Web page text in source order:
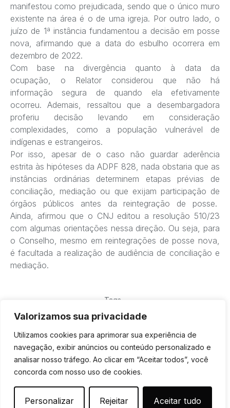
Valorizamos sua privacidade
Utilizamos cookies para aprimorar sua experiência de
navegação, exibir anúncios ou conteúdo personalizado e
analisar nosso tráfego. Ao clicar em “Aceitar todos”, você
concorda com nosso uso de cookies.
Personalizar Rejeitar Aceitar tudo
manifestou como prejudicada, sendo que o único muro
existente na área é o de uma igreja. Por outro lado, o
juízo de 1ª instância fundamentou a decisão em posse
nova, afirmando que a data do esbulho ocorrera em
dezembro de 2022.
Com base na divergência quanto à data da
ocupação, o Relator considerou que não há
informação segura de quando ela efetivamente
ocorreu. Ademais, ressaltou que a desembargadora
proferiu decisão levando em consideração
complexidades, como a população vulnerável de
indígenas e estrangeiros.
Por isso, apesar de o caso não guardar aderência
estrita às hipóteses da ADPF 828, nada obstaria que as
instâncias ordinárias determinem etapas prévias de
conciliação, mediação ou que exijam participação de
órgãos públicos antes da reintegração de posse.
Ainda, afirmou que o CNJ editou a resolução 510/23
com algumas orientações nessa direção. Ou seja, para
o Conselho, mesmo em reintegrações de posse nova,
é facultada a realização de audiência de conciliação e
mediação.
Tags
O que você acha?
Mostrar comentários / Deixar um comentário